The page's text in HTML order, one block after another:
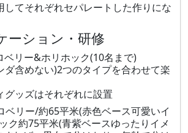
してそれぞれセパレートした作りにな
ーション・研修
リー&ホリホック(10名まで)
ダ含めない)2つのタイプを合わせて楽
グッズはそれぞれに設置
リー/約65平米(赤色ベース可愛いイ
ク約75平米(青紫ベースゆったりイメ